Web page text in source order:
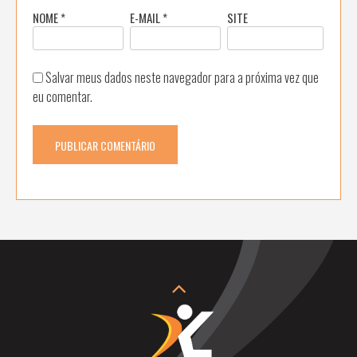
NOME* E-MAIL* SITE
Salvar meus dados neste navegador para a próxima vez que
eu comentar.